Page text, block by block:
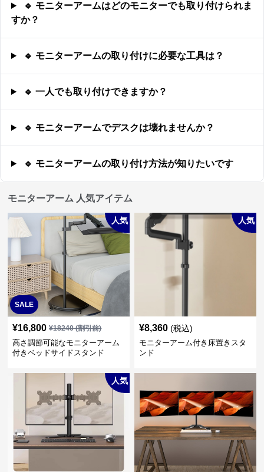
🔹 モニターアームはどのモニターでも取り付けられま
すか？
🔹 モニターアームの取り付けに必要な工具は？
🔹 一人でも取り付けできますか？
🔹 モニターアームでデスクは壊れませんか？
🔹 モニターアームの取り付け方法が知りたいです
モニターアーム 人気アイテム
SALE
人気
¥16,800 ¥18240(割引前)
高さ調節可能なモニターアーム
付きベッドサイドスタンド
人気
¥8,360 (税込)
モニターアーム付き床置きスタ
ンド
人気